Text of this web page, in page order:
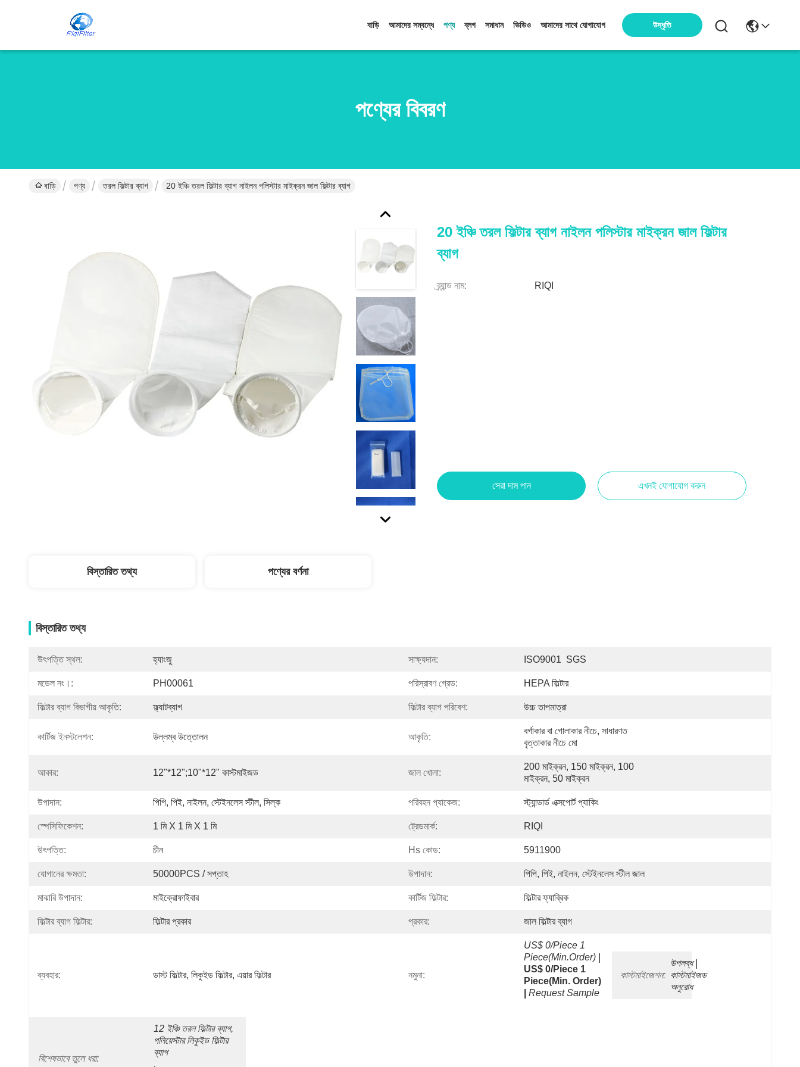
বাড়ি আমাদের সম্বন্ধে পণ্য ব্লগ সমাধান ভিডিও আমাদের সাথে যোগাযোগ উদ্ধৃতি
পণ্যের বিবরণ
বাড়ি পণ্য তরল ফিল্টার ব্যাগ 20 ইঞ্চি তরল ফিল্টার ব্যাগ নাইলন পলিস্টার মাইক্রন জাল ফিল্টার ব্যাগ
20 ইঞ্চি তরল ফিল্টার ব্যাগ নাইলন পলিস্টার মাইক্রন জাল ফিল্টার
ব্যাগ
ব্র্যান্ড নাম: RIQI
সেরা দাম পান এখনই যোগাযোগ করুন
বিস্তারিত তথ্য পণ্যের বর্ণনা
বিস্তারিত তথ্য
উৎপত্তি স্থল: হ্যাংজু সাক্ষ্যদান: ISO9001  SGS
মডেল নং।: PH00061 পরিস্রাবণ গ্রেড: HEPA ফিল্টার
ফিল্টার ব্যাগ বিভাগীয় আকৃতি: ফ্ল্যাটব্যাগ ফিল্টার ব্যাগ পরিবেশ: উচ্চ তাপমাত্রা
কার্টিজ ইনস্টলেশন: উল্লম্ব উত্তোলন আকৃতি:
বর্গাকার বা গোলাকার নীচে, সাধারণত
বৃত্তাকার নীচে মো
আকার: 12"*12";10"*12" কাস্টমাইজড জাল খোলা:
200 মাইক্রন, 150 মাইক্রন, 100
মাইক্রন, 50 মাইক্রন
উপাদান: পিপি, পিই, নাইলন, স্টেইনলেস স্টীল, সিল্ক পরিবহন প্যাকেজ: স্ট্যান্ডার্ড এক্সপোর্ট প্যাকিং
স্পেসিফিকেশন: 1 মি X 1 মি X 1 মি ট্রেডমার্ক: RIQI
উৎপত্তি: চীন Hs কোড: 5911900
যোগানের ক্ষমতা: 50000PCS / সপ্তাহ উপাদান: পিপি, পিই, নাইলন, স্টেইনলেস স্টীল জাল
মাঝারি উপাদান: মাইক্রোফাইবার কার্টিজ ফিল্টার: ফিল্টার ফ্যাব্রিক
ফিল্টার ব্যাগ ফিল্টার: ফিল্টার প্রকার প্রকার: জাল ফিল্টার ব্যাগ
ব্যবহার: ডাস্ট ফিল্টার, লিকুইড ফিল্টার, এয়ার ফিল্টার নমুনা:
US$ 0/Piece 1
Piece(Min.Order) |
US$ 0/Piece 1
Piece(min. Order)
Request Sample
কাস্টমাইজেশন:
উপলব্ধ |
কাস্টমাইজড
অনুরোধ
বিশেষভাবে তুলে ধরা:
12 ইঞ্চি তরল ফিল্টার ব্যাগ,
পলিয়েস্টার লিকুইড ফিল্টার
ব্যাগ
,